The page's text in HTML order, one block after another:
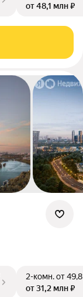
от 48,1 млн ₽
2-комн.от
от 31,2 млн ₽